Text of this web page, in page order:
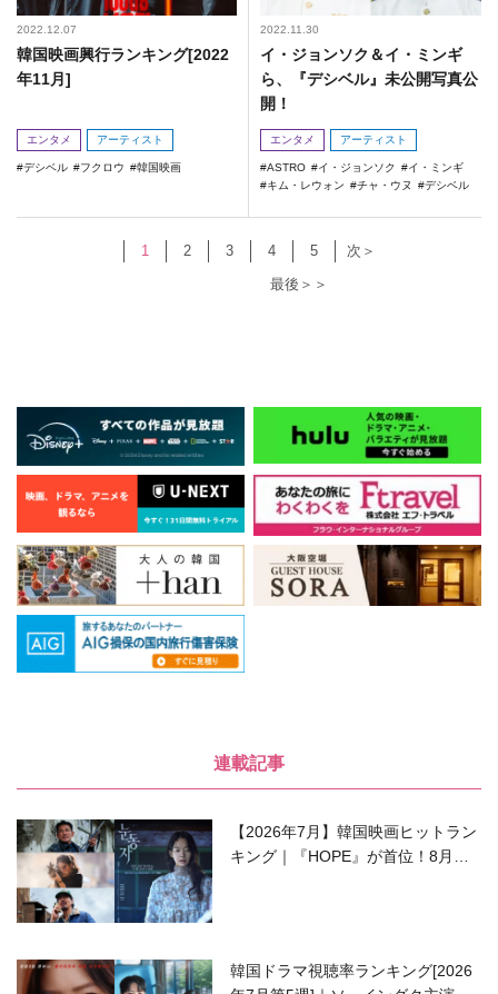
2022.12.07
韓国映画興行ランキング[2022
年11月]
エンタメ アーティスト
デシベル フクロウ 韓国映画
2022.11.30
イ・ジョンソク＆イ・ミンギ
ら、『デシベル』未公開写真公
開！
エンタメ アーティスト
ASTRO イ・ジョンソク
イ・ミンギ
キム・レウォン
チャ・ウヌ デシベル
1 2 3 4 5
次＞
最後＞＞
連載記事
【2026年7月】韓国映画ヒットラン
キング｜『HOPE』が首位！8月公
韓国ドラマ視聴率ランキング[2026